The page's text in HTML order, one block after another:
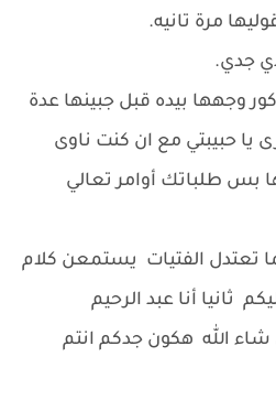
مرة تانيه.
جدي.
وجهها بيده قبل جبينها عدة
يا حبيبتي مع ان كنت ناوى
بس طلباتك أوامر تعالي
تعتدل الفتيات يستمعن كلام
ثانيا أنا عبد الرحيم
شاء الله هكون جدكم انتم